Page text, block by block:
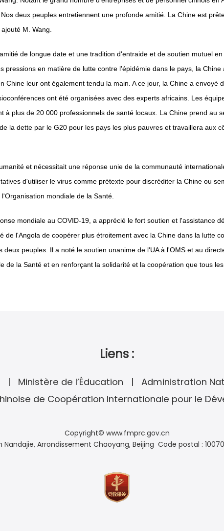
deux peuples entretiennent une profonde amitié. La Chine est
M. Wang.
de longue date et une tradition d'entraide et de soutien mutuel
pressions en matière de lutte contre l'épidémie dans le pays, la
leur ont également tendu la main. A ce jour, la Chine a
ont été organisées avec des experts africains. Les
plus de 20 000 professionnels de santé locaux. La Chine prend au
la dette par le G20 pour les pays les plus pauvres et travaillera aux
et nécessitait une réponse unie de la communauté
d'utiliser le virus comme prétexte pour discréditer la Chine ou
mondiale de la Santé.
mondiale au COVID-19, a apprécié le fort soutien et l'assistance
l'Angola de coopérer plus étroitement avec la Chine dans la lutte
peuples. Il a noté le soutien unanime de l'UA à l'OMS et au
de la Santé et en renforçant la solidarité et la coopération que tous
Liens :
Ministère de l’Éducation
Administration
de Coopération Internationale pour le
Copyright© www.fmprc.gov.cn
Arrondissement Chaoyang, Beijing Code postal :